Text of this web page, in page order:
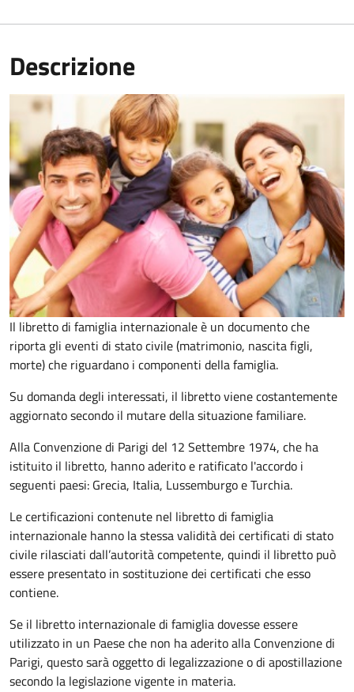
Descrizione
Il libretto di famiglia internazionale è un documento che
riporta gli eventi di stato civile (matrimonio, nascita figli,
morte) che riguardano i componenti della famiglia.
Su domanda degli interessati, il libretto viene costantemente
aggiornato secondo il mutare della situazione familiare.
Alla Convenzione di Parigi del 12 Settembre 1974, che ha
istituito il libretto, hanno aderito e ratificato l'accordo i
seguenti paesi: Grecia, Italia, Lussemburgo e Turchia.
Le certificazioni contenute nel libretto di famiglia
internazionale hanno la stessa validità dei certificati di stato
civile rilasciati dall’autorità competente, quindi il libretto può
essere presentato in sostituzione dei certificati che esso
contiene.
Se il libretto internazionale di famiglia dovesse essere
utilizzato in un Paese che non ha aderito alla Convenzione di
Parigi, questo sarà oggetto di legalizzazione o di apostillazione
secondo la legislazione vigente in materia.